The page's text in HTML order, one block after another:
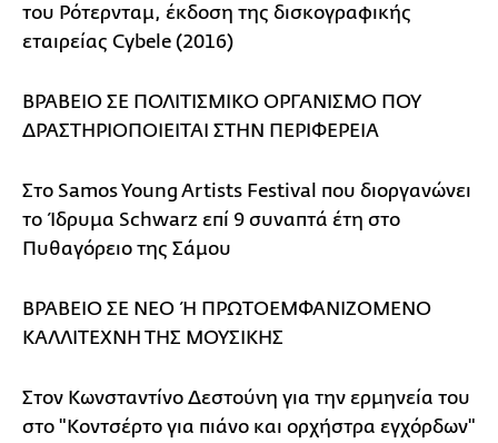
του Ρότερνταμ, έκδοση της δισκογραφικής
εταιρείας Cybele (2016)
ΒΡΑΒΕΙΟ ΣΕ ΠΟΛΙΤΙΣΜΙΚΟ ΟΡΓΑΝΙΣΜΟ ΠΟΥ
ΔΡΑΣΤΗΡΙΟΠΟΙΕΙΤΑΙ ΣΤΗΝ ΠΕΡΙΦΕΡΕΙΑ
Στο Samos Young Artists Festival που διοργανώνει
το Ίδρυμα Schwarz επί 9 συναπτά έτη στο
Πυθαγόρειο της Σάμου
ΒΡΑΒΕΙΟ ΣΕ ΝΕΟ Ή ΠΡΩΤΟΕΜΦΑΝΙΖΟΜΕΝΟ
ΚΑΛΛΙΤΕΧΝΗ ΤΗΣ ΜΟΥΣΙΚΗΣ
Στον Κωνσταντίνο Δεστούνη για την ερμηνεία του
στο "Κοντσέρτο για πιάνο και ορχήστρα εγχόρδων"